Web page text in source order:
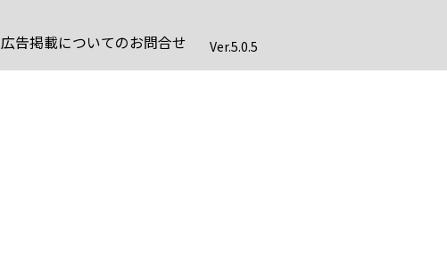
広告掲載についてのお問合せ Ver.5.0.5